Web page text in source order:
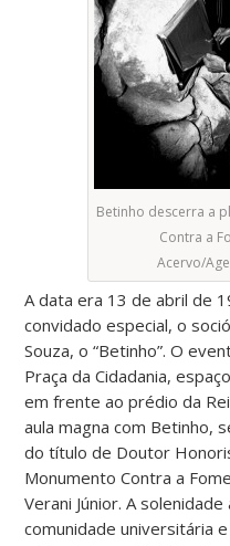
Betinho descerra a
Contra a
Acervo/
A data era 13 de abril de
convidado especial, o
Souza, o “Betinho”. O
Praça da Cidadania,
em frente ao prédio da
aula magna com Betinho,
do título de Doutor
Monumento Contra a
Verani Júnior. A
comunidade universitária